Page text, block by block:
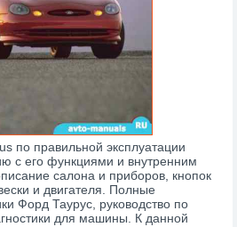
по правильной эксплуатации
с его функциями и внутренним
салона и приборов, кнопок
и двигателя. Полные
Форд Таурус, руководство по
для машины. К данной